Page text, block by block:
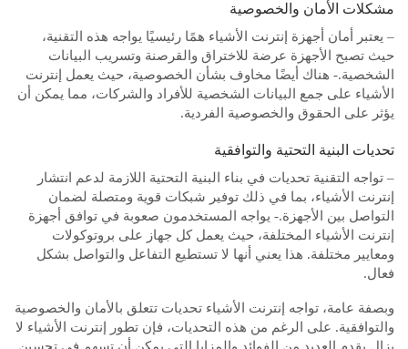
مشكلات الأمان والخصوصية
– يعتبر أمان أجهزة إنترنت الأشياء همًا رئيسيًا يواجه هذه التقنية،
حيث تصبح الأجهزة عرضة للاختراق والقرصنة وتسريب البيانات
الشخصية.- هناك أيضًا مخاوف بشأن الخصوصية، حيث يعمل إنترنت
الأشياء على جمع البيانات الشخصية للأفراد والشركات، مما يمكن أن
يؤثر على الحقوق والخصوصية الفردية.
تحديات البنية التحتية والتوافقية
– تواجه التقنية تحديات في بناء البنية التحتية اللازمة لدعم انتشار
إنترنت الأشياء، بما في ذلك توفير شبكات قوية ومتصلة لضمان
التواصل بين الأجهزة.- يواجه المستخدمون صعوبة في توافق أجهزة
إنترنت الأشياء المختلفة، حيث يعمل كل جهاز على بروتوكولات
ومعايير مختلفة. هذا يعني أنها لا تستطيع التفاعل والتواصل بشكل
فعال.
وبصفة عامة، تواجه إنترنت الأشياء تحديات تتعلق بالأمان والخصوصية
والتوافقية. على الرغم من هذه التحديات، فإن تطور إنترنت الأشياء لا